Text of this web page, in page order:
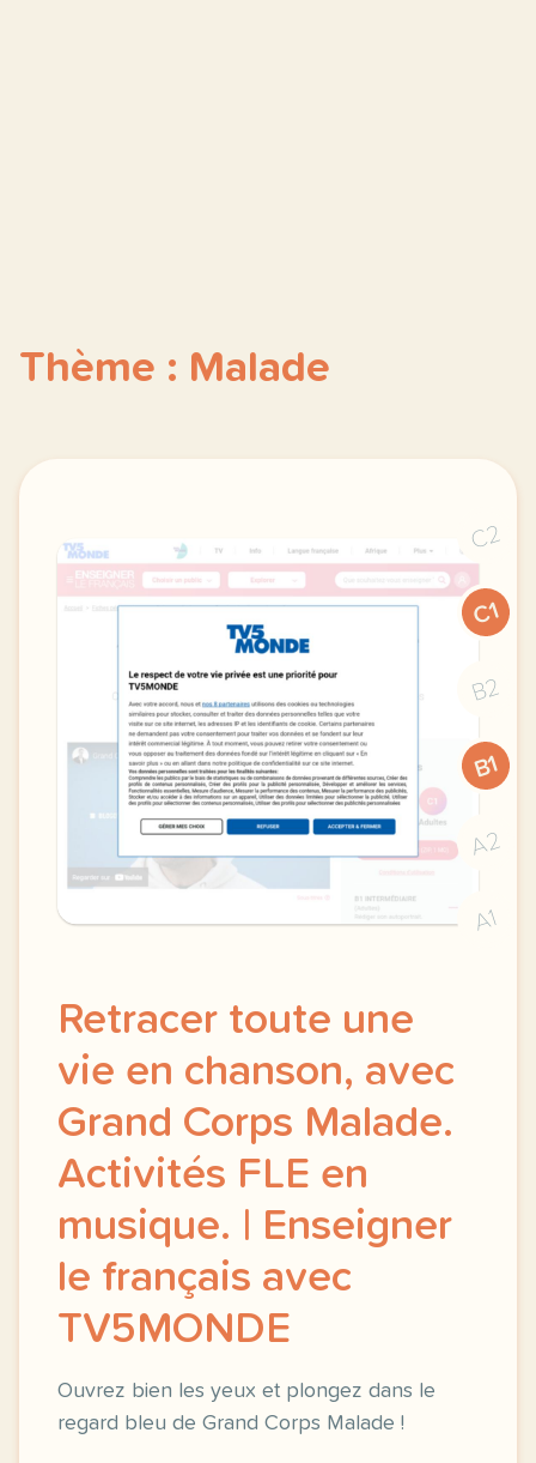
Thème : Malade
C2
C1
B2
B1
A2
A1
Retracer toute une
vie en chanson, avec
Grand Corps Malade.
Activités FLE en
musique. | Enseigner
le français avec
TV5MONDE
Ouvrez bien les yeux et plongez dans le
regard bleu de Grand Corps Malade !